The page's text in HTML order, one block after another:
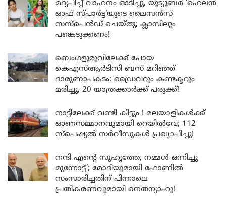
മദ്യപിച്ച് വാഹനം ഓടിച്ചു, യൂട്യൂബർ ‘ഹെലൻ
ഓഫ് സ്പാർട്ട’യുടെ ലൈസൻസ്
സസ്പെൻഡ് ചെയ്തു; ക്ലാസിലും
പങ്കെടുക്കണം!
ബെംഗളൂരുവിലേക്ക് പോയ
കെഎസ്ആർടിസി ബസ് മറിഞ്ഞ്
ദാരുണാപകടം: ഡ്രൈവറും കണ്ടക്ടറും
മരിച്ചു, 20 യാത്രക്കാർക്ക് പരുക്ക്!
നാട്ടിലേക്ക് വണ്ടി കിട്ടും ! മലയാളികൾക്ക്
ഓണസമ്മാനവുമായി റെയിൽവേ; 112
സ്പെഷ്യൽ സർവീസുകൾ പ്രഖ്യാപിച്ചു!
നന്ദി എൻ്റെ സുഹൃത്തേ, നമ്മൾ ഒന്നിച്ചു
മുന്നോട്ട്’; മോദിയുമായി ഫോണിൽ
സംസാരിച്ചതിന് പിന്നാലെ
പ്രതികരണവുമായി നെതന്യാഹു!